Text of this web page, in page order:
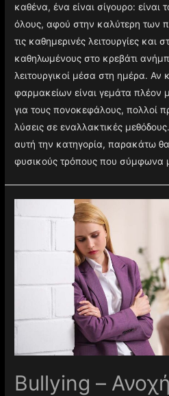
καθένα, ένα είναι σίγουρο: είναι
όλους, αφού στην καλύτερη των
τις καθημερινές λειτουργίες και
καθηλωμένους στο κρεβάτι
λειτουργικοί μέσα στη ημέρα. Αν
φαρμακείων είναι γεμάτα πλέον
για τους πονοκεφάλους, πολλοί
λύσεις σε εναλλακτικές
αυτή την κατηγορία, παρακάτω
φυσικούς τρόπους που σύμφωνα
Βullying – Ανοχή: